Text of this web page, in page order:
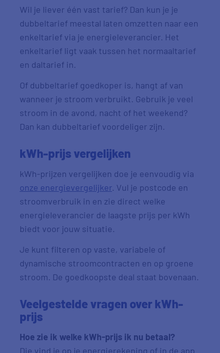
Wil je liever één vast tarief? Dan kun je je
dubbeltarief meestal laten omzetten naar een
enkeltarief via je energieleverancier. Het
enkeltarief ligt vaak tussen het normaaltarief
en daltarief in.
Of dubbeltarief goedkoper is, hangt af van
wanneer je stroom verbruikt. Gebruik je veel
stroom in de avond, nacht of het weekend?
Dan kan dubbeltarief voordeliger zijn.
kWh-prijs vergelijken
kWh-prijzen vergelijken doe je eenvoudig via
onze energievergelijker. Vul je postcode en
stroomverbruik in en zie direct welke
energieleverancier de laagste prijs per kWh
biedt voor jouw situatie.
Je kunt filteren op vaste, variabele of
dynamische stroomcontracten en op groene
stroom. De goedkoopste deal staat bovenaan.
Veelgestelde vragen over kWh-
prijs
Hoe zie ik welke kWh-prijs ik nu betaal?
Die vind je op je energierekening of in de app